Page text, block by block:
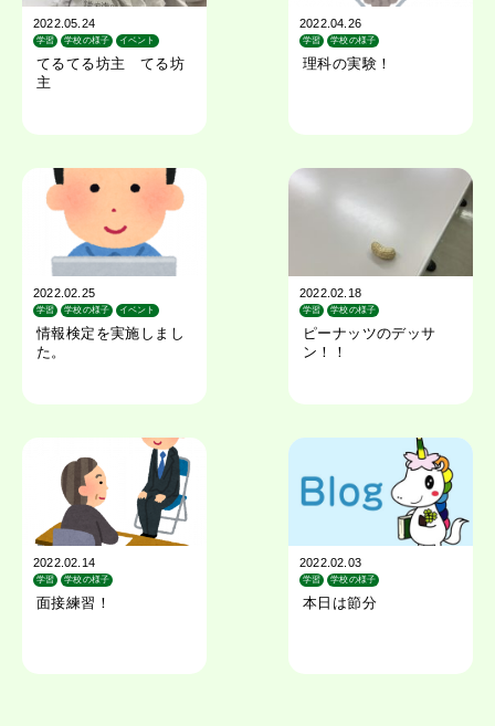
2022.05.24
学習 学校の様子 イベント
てるてる坊主 てる坊
主
2022.04.26
学習 学校の様子
理科の実験！
2022.02.25
学習 学校の様子 イベント
情報検定を実施しまし
た。
2022.02.18
学習 学校の様子
ピーナッツのデッサ
ン！！
2022.02.14
学習 学校の様子
面接練習！
2022.02.03
学習 学校の様子
本日は節分